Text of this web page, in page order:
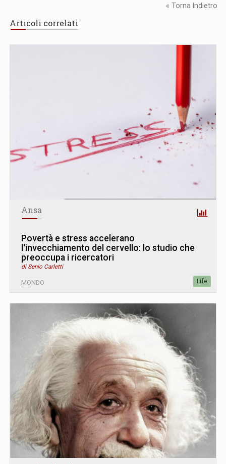
« Torna Indietro
Articoli correlati
Ansa
Povertà e stress accelerano
l'invecchiamento del cervello: lo studio che
preoccupa i ricercatori
di Senio Carletti
MONDO Life